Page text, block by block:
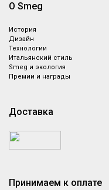
О Smeg
История
Дизайн
Технологии
Итальянский стиль
Smeg и экология
Премии и награды
Доставка
Принимаем к оплате